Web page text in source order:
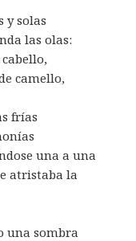
y solas
las olas:
camello,
frías
una a una
atristaba la
una sombra